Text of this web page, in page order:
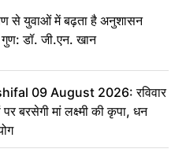
से युवाओं में बढ़ता है अनुशासन
डॉ. जी.एन. खान
09 August 2026: रविवार
पर बरसेगी मां लक्ष्मी की कृपा, धन